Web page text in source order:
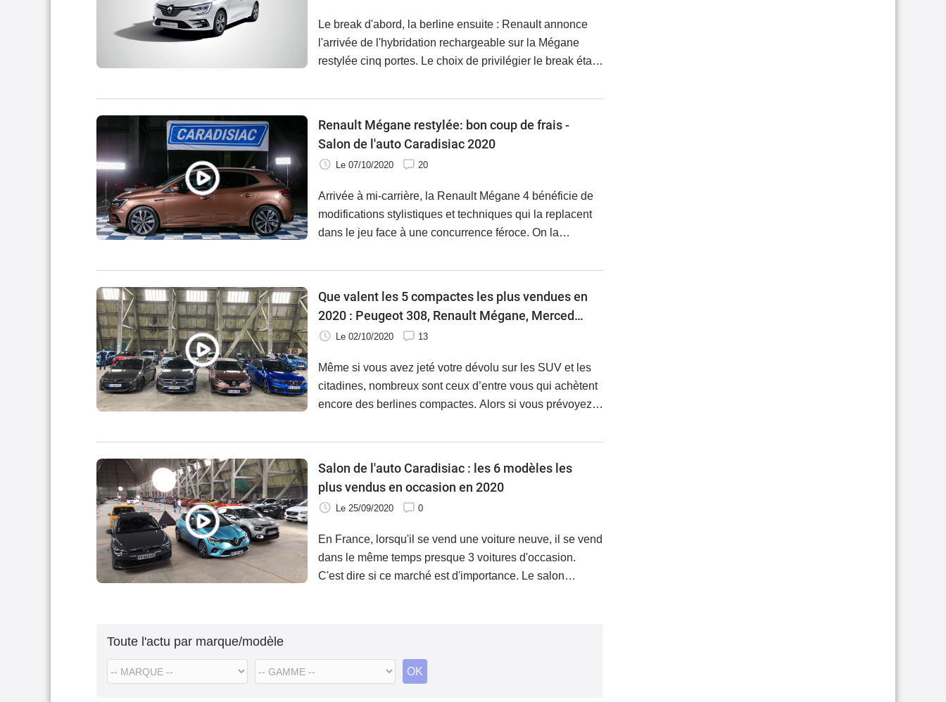
Le break d'abord, la berline ensuite : Renault annonce
l'arrivée de l'hybridation rechargeable sur la Mégane
restylée cinq portes. Le choix de privilégier le break était
carrosserie auprès des flottes, qui vont voir d'un bon oeil
Renault Mégane restylée: bon coup de frais -
Salon de l'auto Caradisiac 2020
Le 07/10/2020 20
Arrivée à mi-carrière, la Renault Mégane 4 bénéficie de
modifications stylistiques et techniques qui la replacent
dans le jeu face à une concurrence féroce. On la
Caradisiac.
Que valent les 5 compactes les plus vendues en
2020 : Peugeot 308, Renault Mégane, Mercedes
Classe A, Toyota Corolla, Citroën C4 Cactus
Le 02/10/2020 13
Même si vous avez jeté votre dévolu sur les SUV et les
citadines, nombreux sont ceux d’entre vous qui achètent
encore des berlines compactes. Alors si vous prévoyez
véhicule, voici quelques idées pour vous guider.
Salon de l'auto Caradisiac : les 6 modèles les
plus vendus en occasion en 2020
Le 25/09/2020 0
En France, lorsqu'il se vend une voiture neuve, il se vend
dans le même temps presque 3 voitures d'occasion.
C'est dire si ce marché est d'importance. Le salon
Toute l'actu par marque/modèle
OK